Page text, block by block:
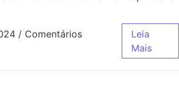
/ Comentários
Leia
Mais